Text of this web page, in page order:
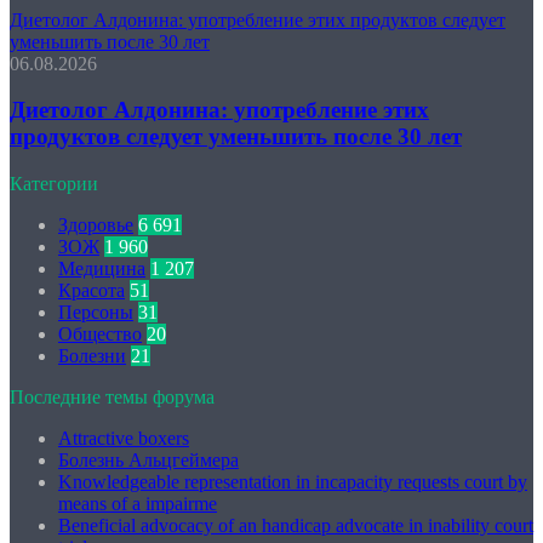
Диетолог Алдонина: употребление этих продуктов следует
уменьшить после 30 лет
06.08.2026
Диетолог Алдонина: употребление этих
продуктов следует уменьшить после 30 лет
Категории
Здоровье 6 691
ЗОЖ 1 960
Медицина 1 207
Красота 51
Персоны 31
Общество 20
Болезни 21
Последние темы форума
Attractive boxers
Болезнь Альцгеймера
Knowledgeable representation in incapacity requests court by
means of a impairme
Beneficial advocacy of an handicap advocate in inability court